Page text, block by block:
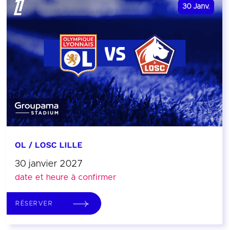
30 Janv.
OL / LOSC LILLE
30 janvier 2027
date et heure à confirmer
RÉSERVER